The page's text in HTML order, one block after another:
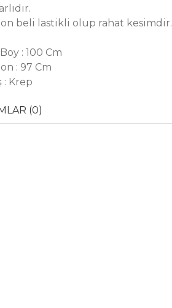
beli lastikli olup rahat kesimdir.
: 100 Cm
: 97 Cm
: Krep
(0)